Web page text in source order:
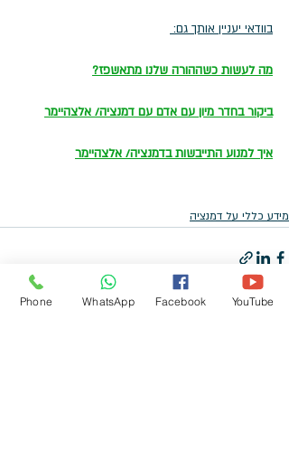
בוודאי יעניין אותך גם:
מה לעשות כשההורה שלנו מתאשפז?
ביקור בחדר מיון עם אדם עם דמנציה/ אלצהיימר
איך למנוע התייבשות בדמנציה/ אלצהיימר
מידע כללי על דמנציה
Phone WhatsApp Facebook YouTube